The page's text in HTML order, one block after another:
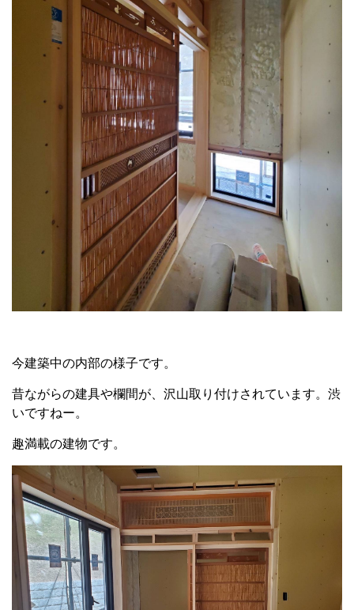
今建築中の内部の様子です。
昔ながらの建具や欄間が、沢山取り付けされています。渋
いですねー。
趣満載の建物です。